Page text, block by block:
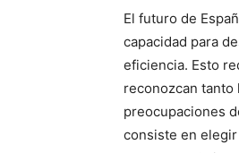
El futuro de
capacidad para
eficiencia. Esto
reconozcan tanto
preocupaciones
consiste en